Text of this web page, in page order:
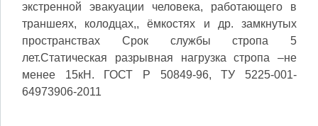
экстренной эвакуации человека, работающего в
траншеях, колодцах,, ёмкостях и др. замкнутых
пространствах Срок службы стропа 5
лет.Статическая разрывная нагрузка стропа –не
менее 15кН. ГОСТ Р 50849-96, ТУ 5225-001-
64973906-2011